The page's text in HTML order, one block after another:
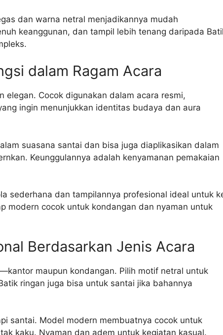
dan warna netral menjadikannya mudah
keanggunan, dan tampil lebih tenang daripada
dalam Ragam Acara
elegan. Cocok digunakan dalam acara resmi,
ingin menunjukkan identitas budaya dan aura
suasana santai dan bisa juga diaplikasikan dalam
Keunggulannya adalah kenyamanan pemakaian
sederhana dan tampilannya profesional ideal untuk
modern cocok untuk kondangan dan nyaman untuk
Berdasarkan Jenis Acara
maupun kondangan. Pilih motif netral untuk
ringan juga bisa untuk santai jika bahannya
santai. Model modern membuatnya cocok untuk
kaku. Nyaman dan adem untuk kegiatan kasual.